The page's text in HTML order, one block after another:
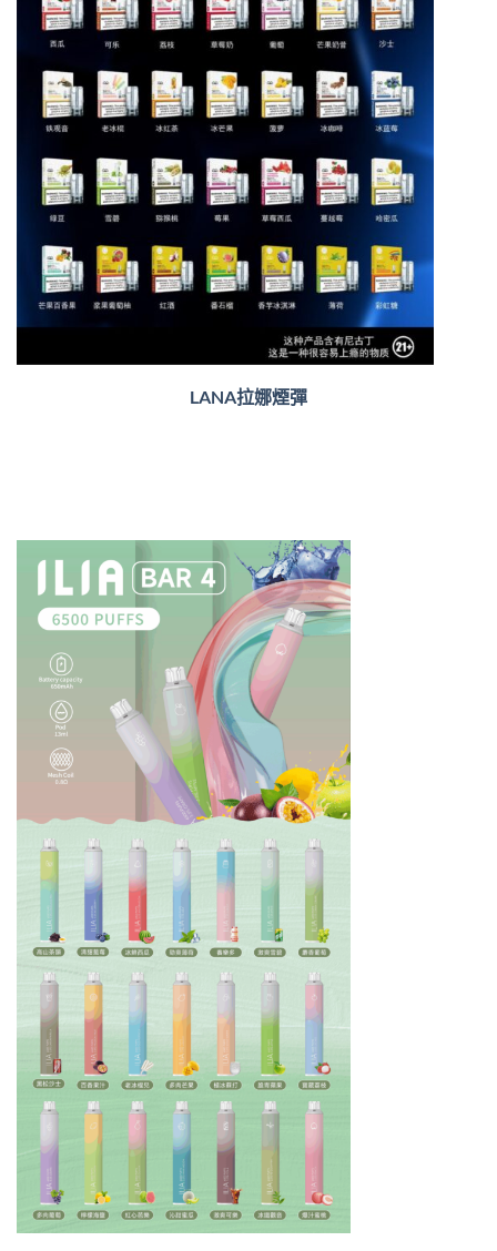
LANA拉娜煙彈